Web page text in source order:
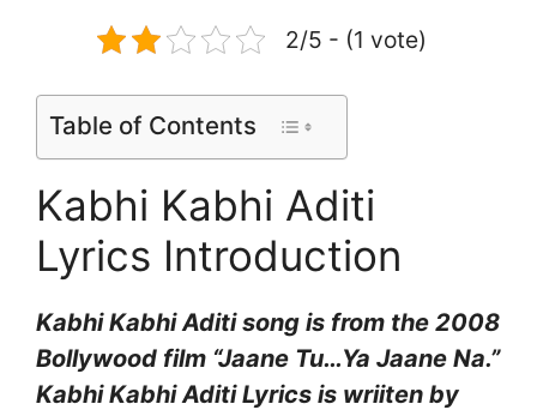
2/5 - (1 vote)
Table of Contents
Kabhi Kabhi Aditi
Lyrics Introduction
Kabhi Kabhi Aditi song is from the 2008
Bollywood film “Jaane Tu…Ya Jaane Na.”
Kabhi Kabhi Aditi Lyrics is wriiten by